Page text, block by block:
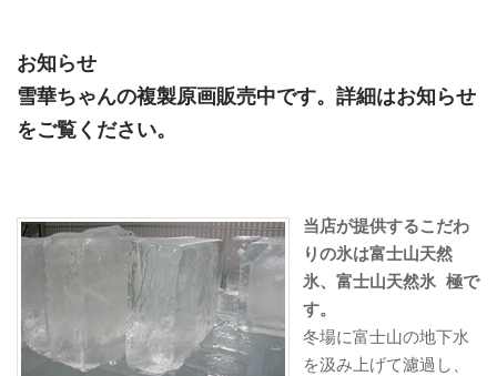
お知らせ
雪華ちゃんの複製原画販売中です。詳細はお知らせ
をご覧ください。
当店が提供するこだわ
りの氷は富士山天然
氷、富士山天然氷 極で
す。
冬場に富士山の地下水
を汲み上げて濾過し、